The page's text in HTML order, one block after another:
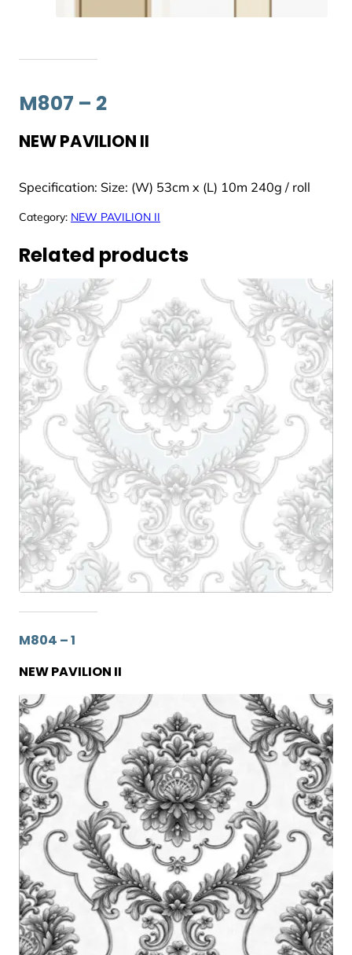
M807 – 2
NEW PAVILION II
Specification: Size: (W) 53cm x (L) 10m 240g / roll
Category: NEW PAVILION II
Related products
M804 – 1
NEW PAVILION II